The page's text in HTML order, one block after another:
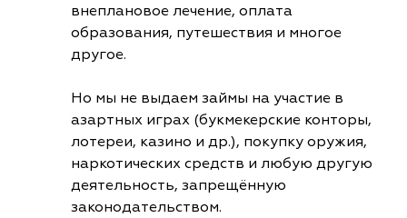
внеплановое лечение, оплата
образования, путешествия и многое
другое.
Но мы не выдаем займы на участие в
азартных играх (букмекерские конторы,
лотереи, казино и др.), покупку оружия,
наркотических средств и любую другую
деятельность, запрещённую
законодательством.